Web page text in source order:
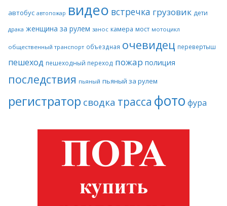
автобус автопожар видео встречка грузовик дети
драка женщина за рулем занос камера мост мотоцикл
общественный транспорт объездная очевидец перевертыш
пешеход пешеходный переход пожар полиция
последствия пьяный пьяный за рулем
регистратор сводка трасса фото фура